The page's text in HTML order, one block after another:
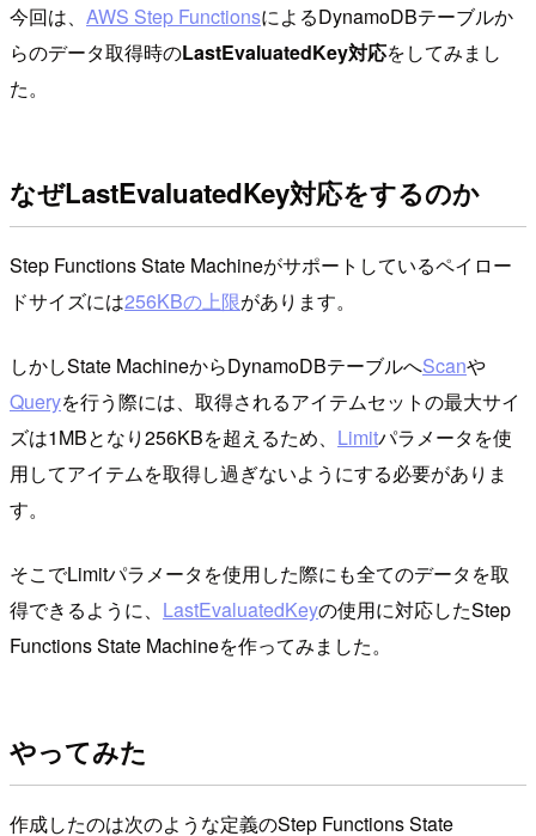
今回は、 AWS Step FunctionsによるDynamoDBテーブルか
らのデータ取得時のLastEvaluatedKey対応をしてみまし
た。
なぜLastEvaluatedKey対応をするのか
Step Functions State Machineがサポートしているペイロー
ドサイズには256KBの上限があります。
しかしState MachineからDynamoDBテーブルへScanや
Queryを行う際には、取得されるアイテムセットの最大サイ
ズは1MBとなり256KBを超えるため、 Limitパラメータを使
用してアイテムを取得し過ぎないようにする必要がありま
す。
そこでLimitパラメータを使用した際にも全てのデータを取
得できるように、 LastEvaluatedKeyの使用に対応したStep
Functions State Machineを作ってみました。
やってみた
作成したのは次のような定義のStep Functions State